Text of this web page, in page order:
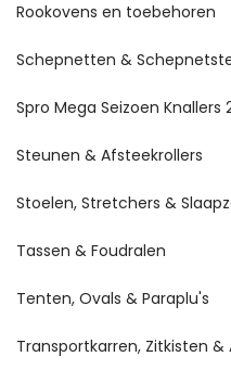
Rookovens en toebehoren
Schepnetten &
Spro Mega Seizoen Knallers
Steunen & Afsteekrollers
Stoelen, Stretchers &
Tassen & Foudralen
Tenten, Ovals & Paraplu's
Transportkarren, Zitkisten &